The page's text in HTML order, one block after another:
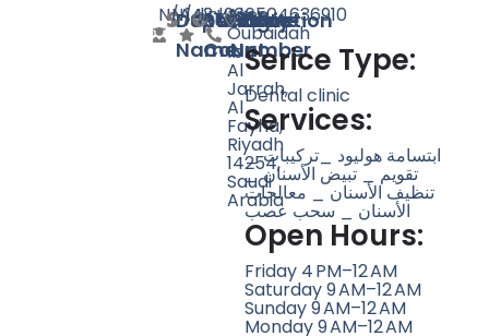
Doctor
Name
N/ASpeciality
N/ARating
Count
143Website
linktr.ee
Phone
Number
+966504636910
Location
Abu
Oubaidah
Ibn
Al
Jarrah,
Al
Fayha,
Riyadh
14254,
Saudi
Arabia
Serice Type:
Dental clinic
Services:
ابتسامة هوليود _تركيبات _
تقويم _ تبيض الأسنان _
تنظيف الأسنان _ معالجات
الأسنان _ سحب عصب
Open Hours:
Friday 4 PM–12 AM
Saturday 9 AM–12 AM
Sunday 9 AM–12 AM
Monday 9 AM–12 AM